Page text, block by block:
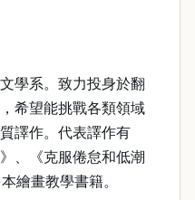
系。致力投身於翻
希望能挑戰各類領域
譯作。代表譯作有
、《克服倦怠和低潮
繪畫教學書籍。